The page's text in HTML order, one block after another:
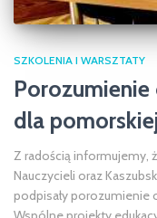
SZKOLENIA I WARSZTATY
Porozumienie
dla
Z radością informujemy,
Nauczycieli oraz
podpisały porozumienie